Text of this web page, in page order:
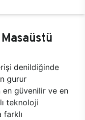
denildiğinde
gurur
en güvenilir ve en
teknoloji